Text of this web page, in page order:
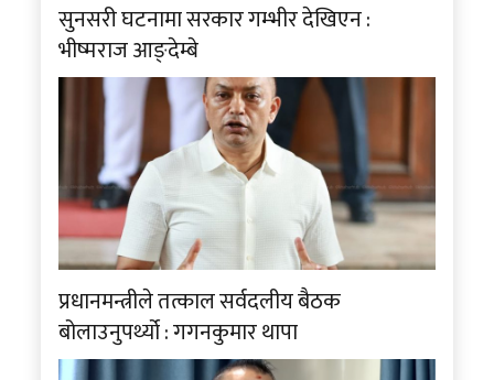
सुनसरी घटनामा सरकार गम्भीर देखिएन :
भीष्मराज आङ्देम्बे
प्रधानमन्त्रीले तत्काल सर्वदलीय बैठक
बोलाउनुपर्थ्यो : गगनकुमार थापा